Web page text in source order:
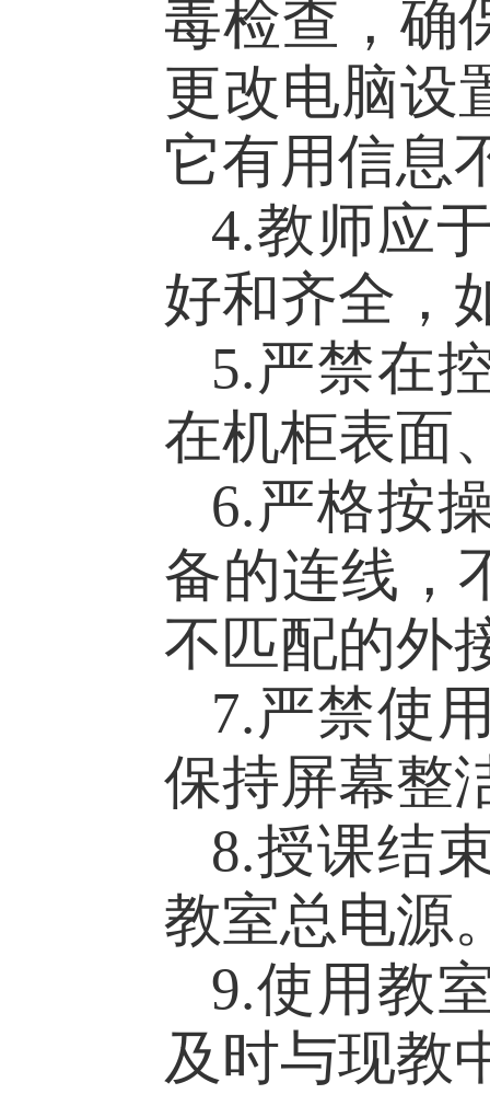
毒检查，确
更改电脑设
它有用信息
4.教师应
好和齐全 ，
5.严禁在
在机柜表面
6.严格按
备的连线，
不匹配的外
7.严禁使
保持屏幕整
8.授课结
教室总电源
9.使用教
及时与现教